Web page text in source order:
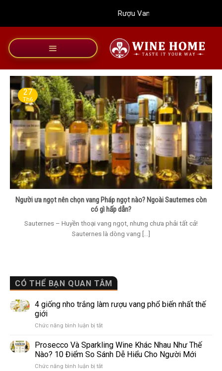
dung
Rượu Vang Wine Home
CÓ THỂ BẠN QUAN TÂM
4 giống nho trắng làm rượu vang phổ biến nhất thế
giới
Chức năng bình luận bị tắtở
giống
nho
trắng
làm
Prosecco Và Sparkling Wine Khác Nhau Như Thế
Nào? 10 Điểm So Sánh Dễ Hiểu Cho Người Mới
Chức năng bình luận bị tắtở
Người ưa ngọt nên chọn vang Pháp ngọt nào? Ngoài Sauternes còn
có gì hấp dẫn?
Sauternes – Huyền thoại vang ngọt, nhưng chưa phải tất cả!
Sauternes là dòng vang [...]
27
Th6